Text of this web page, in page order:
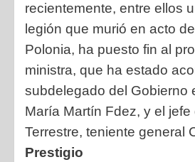
recientemente, entre ellos
legión que murió en acto
Polonia, ha puesto fin al
ministra, que ha estado
subdelegado del Gobierno
María Martín Fdez, y el
Terrestre, teniente general
Prestigio